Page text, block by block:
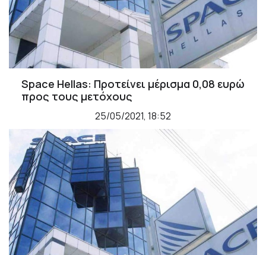
Space Hellas: Προτείνει μέρισμα 0,08 ευρώ
προς τους μετόχους
25/05/2021, 18:52